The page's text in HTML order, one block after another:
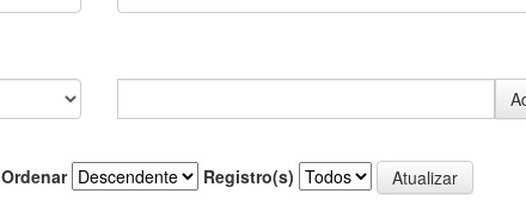
Ordenar Registro(s)